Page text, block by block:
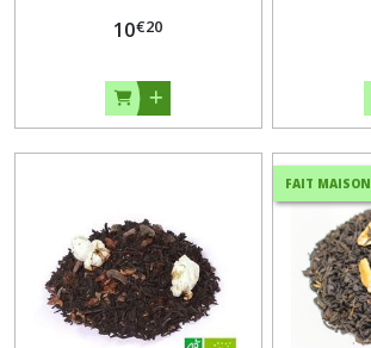
10€20
FAIT MAISON